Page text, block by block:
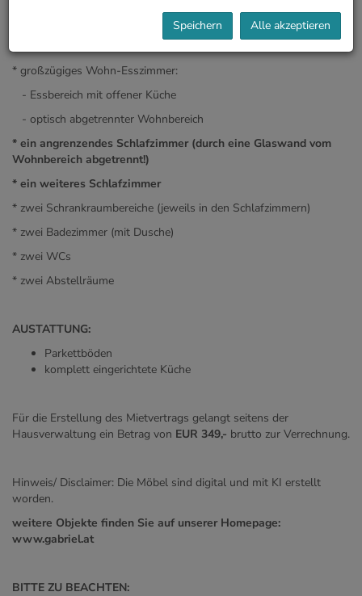
* großzügiges Wohn-Esszimmer:
- Essbereich mit offener Küche
- optisch abgetrennter Wohnbereich
* ein angrenzendes Schlafzimmer (durch eine Glaswand vom
Wohnbereich abgetrennt!)
* ein weiteres Schlafzimmer
* zwei Schrankraumbereiche (jeweils in den Schlafzimmern)
* zwei Badezimmer (mit Dusche)
* zwei WCs
* zwei Abstellräume
AUSTATTUNG:
Parkettböden
komplett eingerichtete Küche
Für die Erstellung des Mietvertrags gelangt seitens der
Hausverwaltung ein Betrag von EUR 349,- brutto zur Verrechnung.
Hinweis/ Disclaimer: Die Möbel sind digital und mit KI erstellt
worden.
weitere Objekte finden Sie auf unserer Homepage:
www.gabriel.at
BITTE ZU BEACHTEN:
Speichern Alle akzeptieren